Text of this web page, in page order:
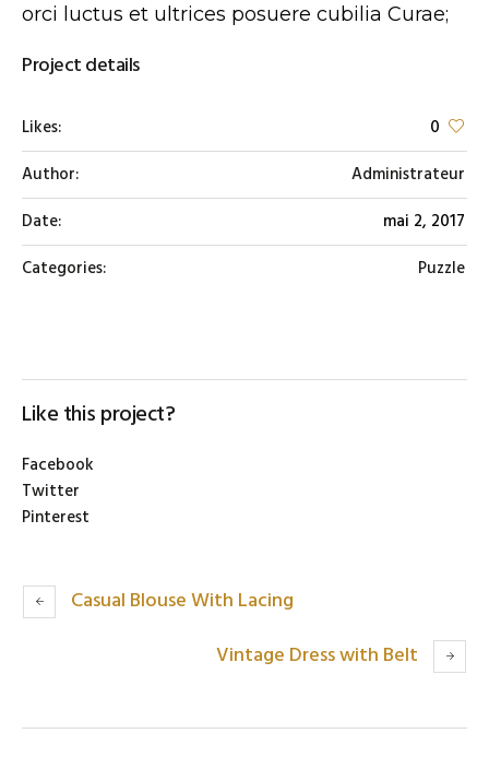
orci luctus et ultrices posuere cubilia Curae;
Project details
Likes:
0
Author:
Administrateur
Date:
mai 2, 2017
Categories:
Puzzle
Like this project?
Facebook
Twitter
Pinterest
Casual Blouse With Lacing
Vintage Dress with Belt